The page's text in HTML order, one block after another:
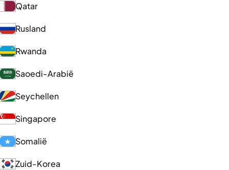
Qatar
Rusland
Rwanda
Saoedi-Arabië
Seychellen
Singapore
Somalië
Zuid-Korea